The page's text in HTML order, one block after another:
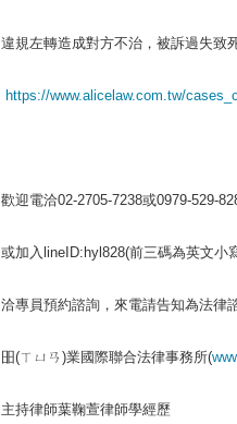
違規左轉造成對方不治，被訴過失致
https://www.alicelaw.com.tw/
歡迎電洽02-2705-7238或0979-529-
或加入lineID:hyl828(前三碼為英文小
洽專員預約諮詢，來電請告知為法律
昍(ㄒㄩㄢ)業國際聯合法律事務所(
主持律師葉鞠萱律師學經歷